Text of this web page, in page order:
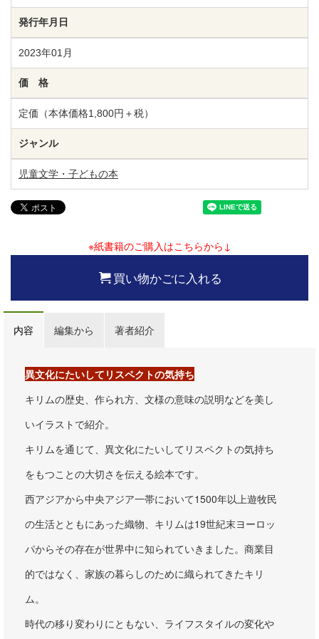
発行年月日
2023年01月
価 格
定価（本体価格1,800円＋税）
ジャンル
児童文学・子どもの本
※紙書籍のご購入はこちらから↓
買い物かごに入れる
内容 編集から 著者紹介
異文化にたいしてリスペクトの気持ち
キリムの歴史、作られ方、文様の意味の説明などを美し
いイラストで紹介。
キリムを通じて、異文化にたいしてリスペクトの気持ち
をもつことの大切さを伝える絵本です。
西アジアから中央アジア一帯において1500年以上遊牧民
の生活とともにあった織物、キリムは19世紀末ヨーロッ
パからその存在が世界中に知られていきました。商業目
的ではなく、家族の暮らしのために織られてきたキリ
ム。
時代の移り変わりにともない、ライフスタイルの変化や